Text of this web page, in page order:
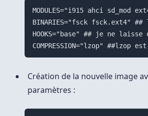
MODULES="i915 ahci sd_mod
BINARIES="fsck fsck.ext4"
HOOKS="base" ## je ne laisse
Création de la nouvelle image
paramètres :